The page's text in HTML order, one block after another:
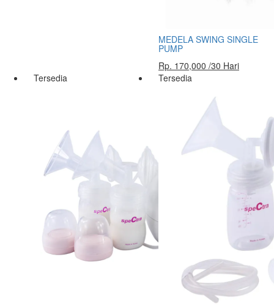
MEDELA SWING SINGLE
PUMP
Rp. 170,000 /30 Hari
Tersedia
Tersedia